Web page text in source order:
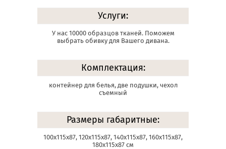
Услуги:
У нас 10000 образцов тканей. Поможем
выбрать обивку для Вашего дивана.
Комплектация:
контейнер для белья, две подушки, чехол
съемный
Размеры габаритные:
100х115х87, 120х115х87, 140х115х87, 160х115х87,
180х115х87 см